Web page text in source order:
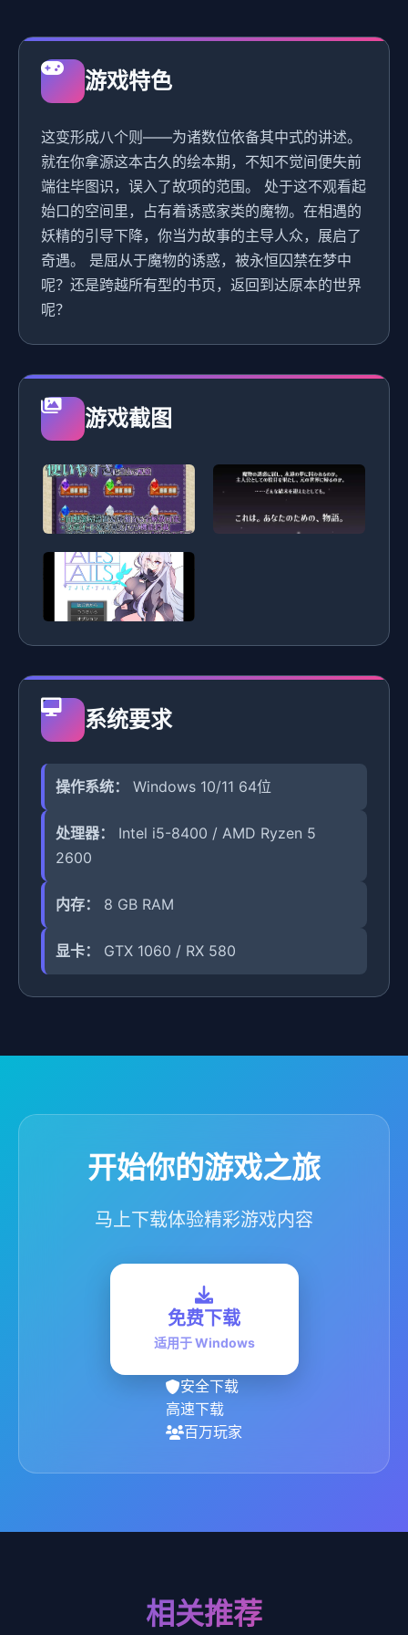
游戏特色
这变形成八个则——为诸数位依备其中式的讲述。
就在你拿源这本古久的绘本期，不知不觉间便失前
端往毕图识，误入了故项的范围。 处于这不观看起
始口的空间里，占有着诱惑家类的魔物。在相遇的
妖精的引导下降，你当为故事的主导人众，展启了
奇遇。 是屈从于魔物的诱惑，被永恒囚禁在梦中
呢？还是跨越所有型的书页，返回到达原本的世界
呢？
游戏截图
系统要求
操作系统： Windows 10/11 64位
处理器：
Intel i5-8400 / AMD Ryzen 5
2600
内存： 8 GB RAM
显卡： GTX 1060 / RX 580
开始你的游戏之旅
马上下载体验精彩游戏内容
免费下载
适用于 Windows
安全下载
高速下载
百万玩家
相关推荐